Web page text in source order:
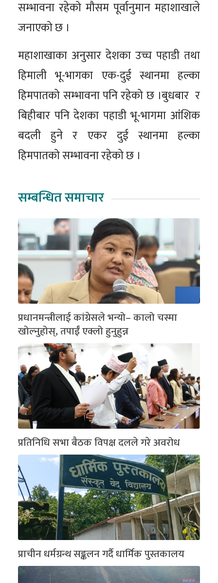
सम्भावना रहेको मौसम पूर्वानुमान महाशाखाले
जनाएको छ ।
महाशाखाका अनुसार देशका उच्च पहाडी तथा
हिमाली भू-भागका एक-दुई स्थानमा हल्का
हिमपातको सम्भावना पनि रहेको छ ।बुधबार र
बिहीबार पनि देशका पहाडी भू-भागमा आंशिक
बदली हुने र एकर दुई स्थानमा हल्का
हिमपातको सम्भावना रहेको छ ।
सम्बन्धित समाचार
प्रधानमन्त्रीलाई कांग्रेसले भन्यो– कालो चस्मा
खोल्नुहोस्, तपाईँ एक्लो हुनुहुन्न
प्रतिनिधि सभा बैठक विपक्ष दलले गरे अवरोध
प्राचीन धर्मग्रन्थ सङ्कलन गर्दै धार्मिक पुस्तकालय